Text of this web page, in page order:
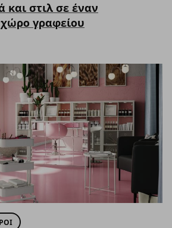
και στιλ σε έναν
γραφείου